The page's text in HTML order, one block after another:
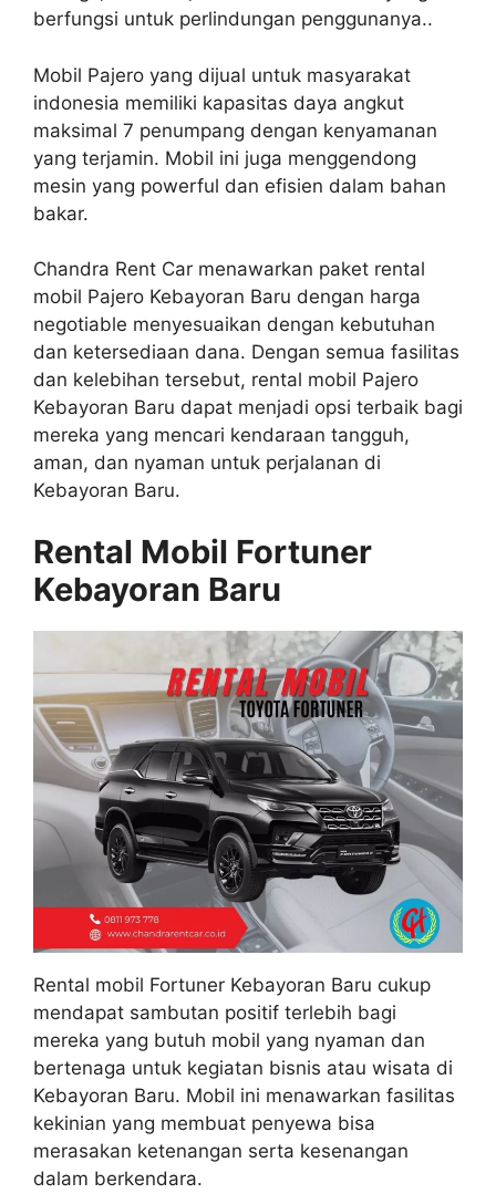
berfungsi untuk perlindungan penggunanya..
Mobil Pajero yang dijual untuk masyarakat
indonesia memiliki kapasitas daya angkut
maksimal 7 penumpang dengan kenyamanan
yang terjamin. Mobil ini juga menggendong
mesin yang powerful dan efisien dalam bahan
bakar.
Chandra Rent Car menawarkan paket rental
mobil Pajero Kebayoran Baru dengan harga
negotiable menyesuaikan dengan kebutuhan
dan ketersediaan dana. Dengan semua fasilitas
dan kelebihan tersebut, rental mobil Pajero
Kebayoran Baru dapat menjadi opsi terbaik bagi
mereka yang mencari kendaraan tangguh,
aman, dan nyaman untuk perjalanan di
Kebayoran Baru.
Rental Mobil Fortuner
Kebayoran Baru
Rental mobil Fortuner Kebayoran Baru cukup
mendapat sambutan positif terlebih bagi
mereka yang butuh mobil yang nyaman dan
bertenaga untuk kegiatan bisnis atau wisata di
Kebayoran Baru. Mobil ini menawarkan fasilitas
kekinian yang membuat penyewa bisa
merasakan ketenangan serta kesenangan
dalam berkendara.